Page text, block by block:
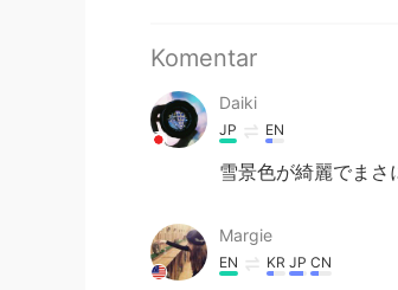
Komentar
Daiki
JP EN
雪景色が綺麗でまさ
Margie
EN KR JP CN